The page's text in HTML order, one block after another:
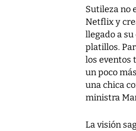
Sutileza no
Netflix y
llegado a
platillos.
los eventos
un poco
una chica
ministra
La visión